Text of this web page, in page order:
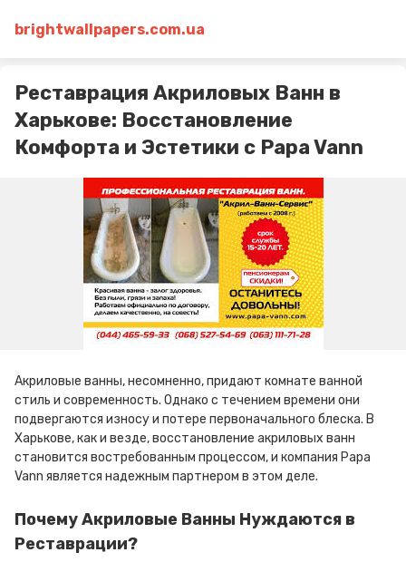
brightwallpapers.com.ua
Реставрация Акриловых Ванн в
Харькове: Восстановление
Комфорта и Эстетики с Papa Vann
Акриловые ванны, несомненно, придают комнате ванной
стиль и современность. Однако с течением времени они
подвергаются износу и потере первоначального блеска. В
Харькове, как и везде, восстановление акриловых ванн
становится востребованным процессом, и компания Papa
Vann является надежным партнером в этом деле.
Почему Акриловые Ванны Нуждаются в
Реставрации?